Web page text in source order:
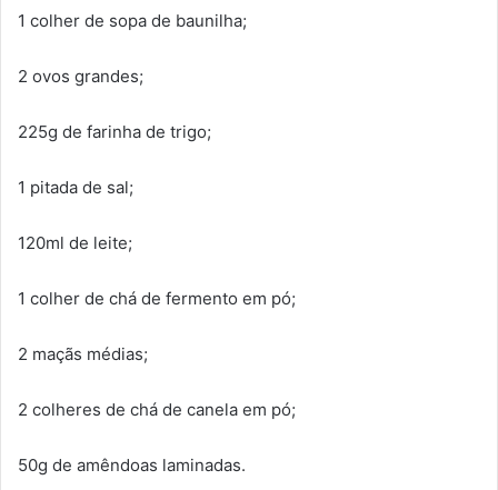
1 colher de sopa de baunilha;
2 ovos grandes;
225g de farinha de trigo;
1 pitada de sal;
120ml de leite;
1 colher de chá de fermento em pó;
2 maçãs médias;
2 colheres de chá de canela em pó;
50g de amêndoas laminadas.